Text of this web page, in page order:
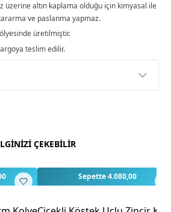
üzerine altın kaplama olduğu için kimyasal ile
ve paslanma yapmaz.
üretilmiştir.
teslim edilir.
değerlendirme yapılmamış.
ÇEKEBİLİR
Sepette 4.080,00